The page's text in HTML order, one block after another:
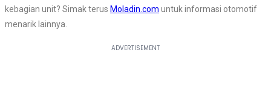
kebagian unit? Simak terus Moladin.com untuk informasi otomotif
menarik lainnya.